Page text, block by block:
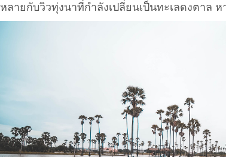
หลายกับวิวทุ่งนาที่กำลังเปลี่ยนเป็นทะเลดงตาล